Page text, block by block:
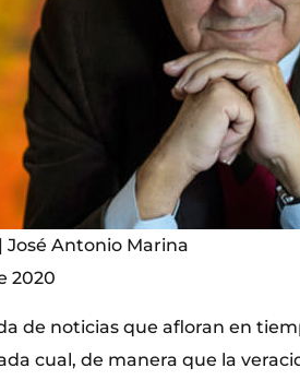
Antonio Marina
2020
de noticias que afloran en
cual, de manera que la